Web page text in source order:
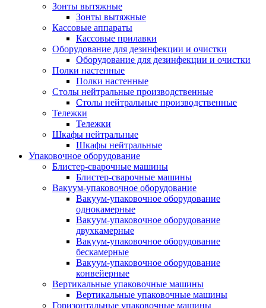
Зонты вытяжные
Зонты вытяжные
Кассовые аппараты
Кассовые прилавки
Оборудование для дезинфекции и очистки
Оборудование для дезинфекции и очистки
Полки настенные
Полки настенные
Столы нейтральные производственные
Столы нейтральные производственные
Тележки
Тележки
Шкафы нейтральные
Шкафы нейтральные
Упаковочное оборудование
Блистер-сварочные машины
Блистер-сварочные машины
Вакуум-упаковочное оборудование
Вакуум-упаковочное оборудование
однокамерные
Вакуум-упаковочное оборудование
двухкамерные
Вакуум-упаковочное оборудование
беcкамерные
Вакуум-упаковочное оборудование
конвейерные
Вертикальные упаковочные машины
Вертикальные упаковочные машины
Горизонтальные упаковочные машины